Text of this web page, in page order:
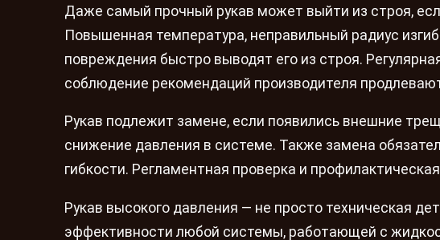
Даже самый прочный рукав может выйти из строя,
Повышенная температура, неправильный радиус
повреждения быстро выводят его из строя.
соблюдение рекомендаций производителя
Рукав подлежит замене, если появились внешние
снижение давления в системе. Также замена
гибкости. Регламентная проверка и
Рукав высокого давления — не просто техническая
эффективности любой системы, работающей с